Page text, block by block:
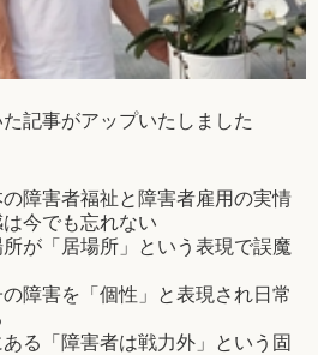
記事がアップいたしました
障害者福祉と障害者雇用の実情
今でも忘れない
が「居場所」という表現で誤魔
障害を「個性」と表現され日常
る「障害者は戦力外」という固